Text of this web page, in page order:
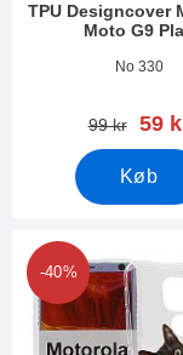
TPU Designcover
Moto G9
Varenr 37783No 330
pris
99 kr pris
59
Køb
-40%
tPU